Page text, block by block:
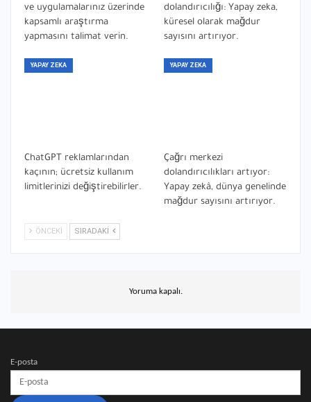
ve uygulamalarınız üzerinde
kapsamlı araştırma
yapmasını talimat verin.
dolandırıcılığı: Yapay zeka,
küresel olarak mağdur
sayısını artırıyor.
YAPAY ZEKA
ChatGPT reklamlarından
kaçının; ücretsiz kullanım
limitlerinizi değiştirebilirler.
YAPAY ZEKA
Çağrı merkezi
dolandırıcılıkları artıyor:
Yapay zekâ, dünya genelinde
mağdur sayısını artırıyor.
ÖNCEKI SIRADAKI
Yoruma kapalı.
E-posta